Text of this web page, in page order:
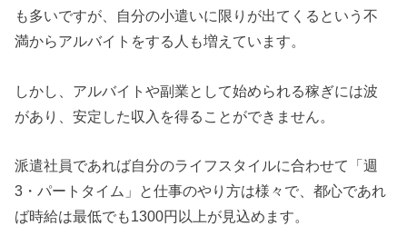
も多いですが、自分の小遣いに限りが出てくるという不
満からアルバイトをする人も増えています。
しかし、アルバイトや副業として始められる稼ぎには波
があり、安定した収入を得ることができません。
派遣社員であれば自分のライフスタイルに合わせて「週
3・パートタイム」と仕事のやり方は様々で、都心であれ
ば時給は最低でも1300円以上が見込めます。